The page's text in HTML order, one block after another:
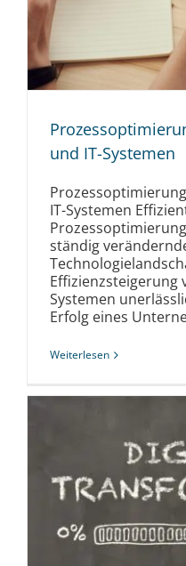
und IT-Systemen
IT-Systemen
ständig
Effizienzsteigerung
Systemen
Erfolg eines
Weiterlesen